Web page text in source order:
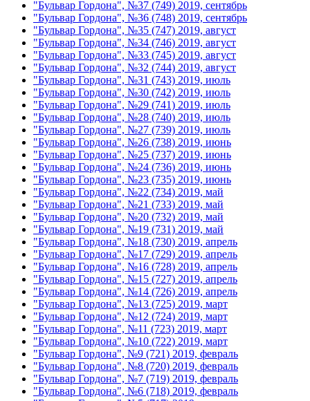
"Бульвар Гордона", №37 (749) 2019, сентябрь
"Бульвар Гордона", №36 (748) 2019, сентябрь
"Бульвар Гордона", №35 (747) 2019, август
"Бульвар Гордона", №34 (746) 2019, август
"Бульвар Гордона", №33 (745) 2019, август
"Бульвар Гордона", №32 (744) 2019, август
"Бульвар Гордона", №31 (743) 2019, июль
"Бульвар Гордона", №30 (742) 2019, июль
"Бульвар Гордона", №29 (741) 2019, июль
"Бульвар Гордона", №28 (740) 2019, июль
"Бульвар Гордона", №27 (739) 2019, июль
"Бульвар Гордона", №26 (738) 2019, июнь
"Бульвар Гордона", №25 (737) 2019, июнь
"Бульвар Гордона", №24 (736) 2019, июнь
"Бульвар Гордона", №23 (735) 2019, июнь
"Бульвар Гордона", №22 (734) 2019, май
"Бульвар Гордона", №21 (733) 2019, май
"Бульвар Гордона", №20 (732) 2019, май
"Бульвар Гордона", №19 (731) 2019, май
"Бульвар Гордона", №18 (730) 2019, апрель
"Бульвар Гордона", №17 (729) 2019, апрель
"Бульвар Гордона", №16 (728) 2019, апрель
"Бульвар Гордона", №15 (727) 2019, апрель
"Бульвар Гордона", №14 (726) 2019, апрель
"Бульвар Гордона", №13 (725) 2019, март
"Бульвар Гордона", №12 (724) 2019, март
"Бульвар Гордона", №11 (723) 2019, март
"Бульвар Гордона", №10 (722) 2019, март
"Бульвар Гордона", №9 (721) 2019, февраль
"Бульвар Гордона", №8 (720) 2019, февраль
"Бульвар Гордона", №7 (719) 2019, февраль
"Бульвар Гордона", №6 (718) 2019, февраль